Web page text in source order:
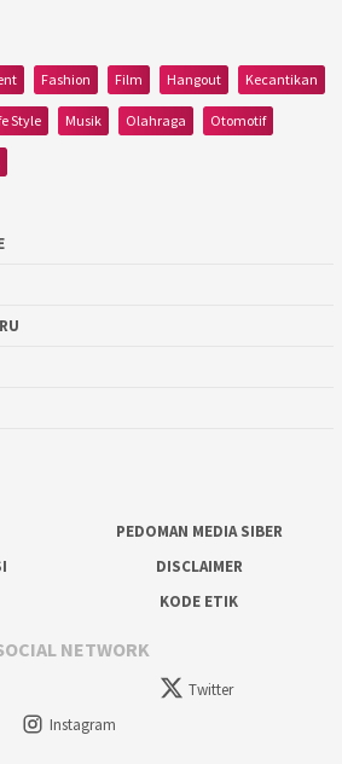
Fashion Film Hangout Kecantikan
Style Musik Olahraga Otomotif
PEDOMAN MEDIA SIBER
DISCLAIMER
KODE ETIK
NETWORK
Twitter
Instagram